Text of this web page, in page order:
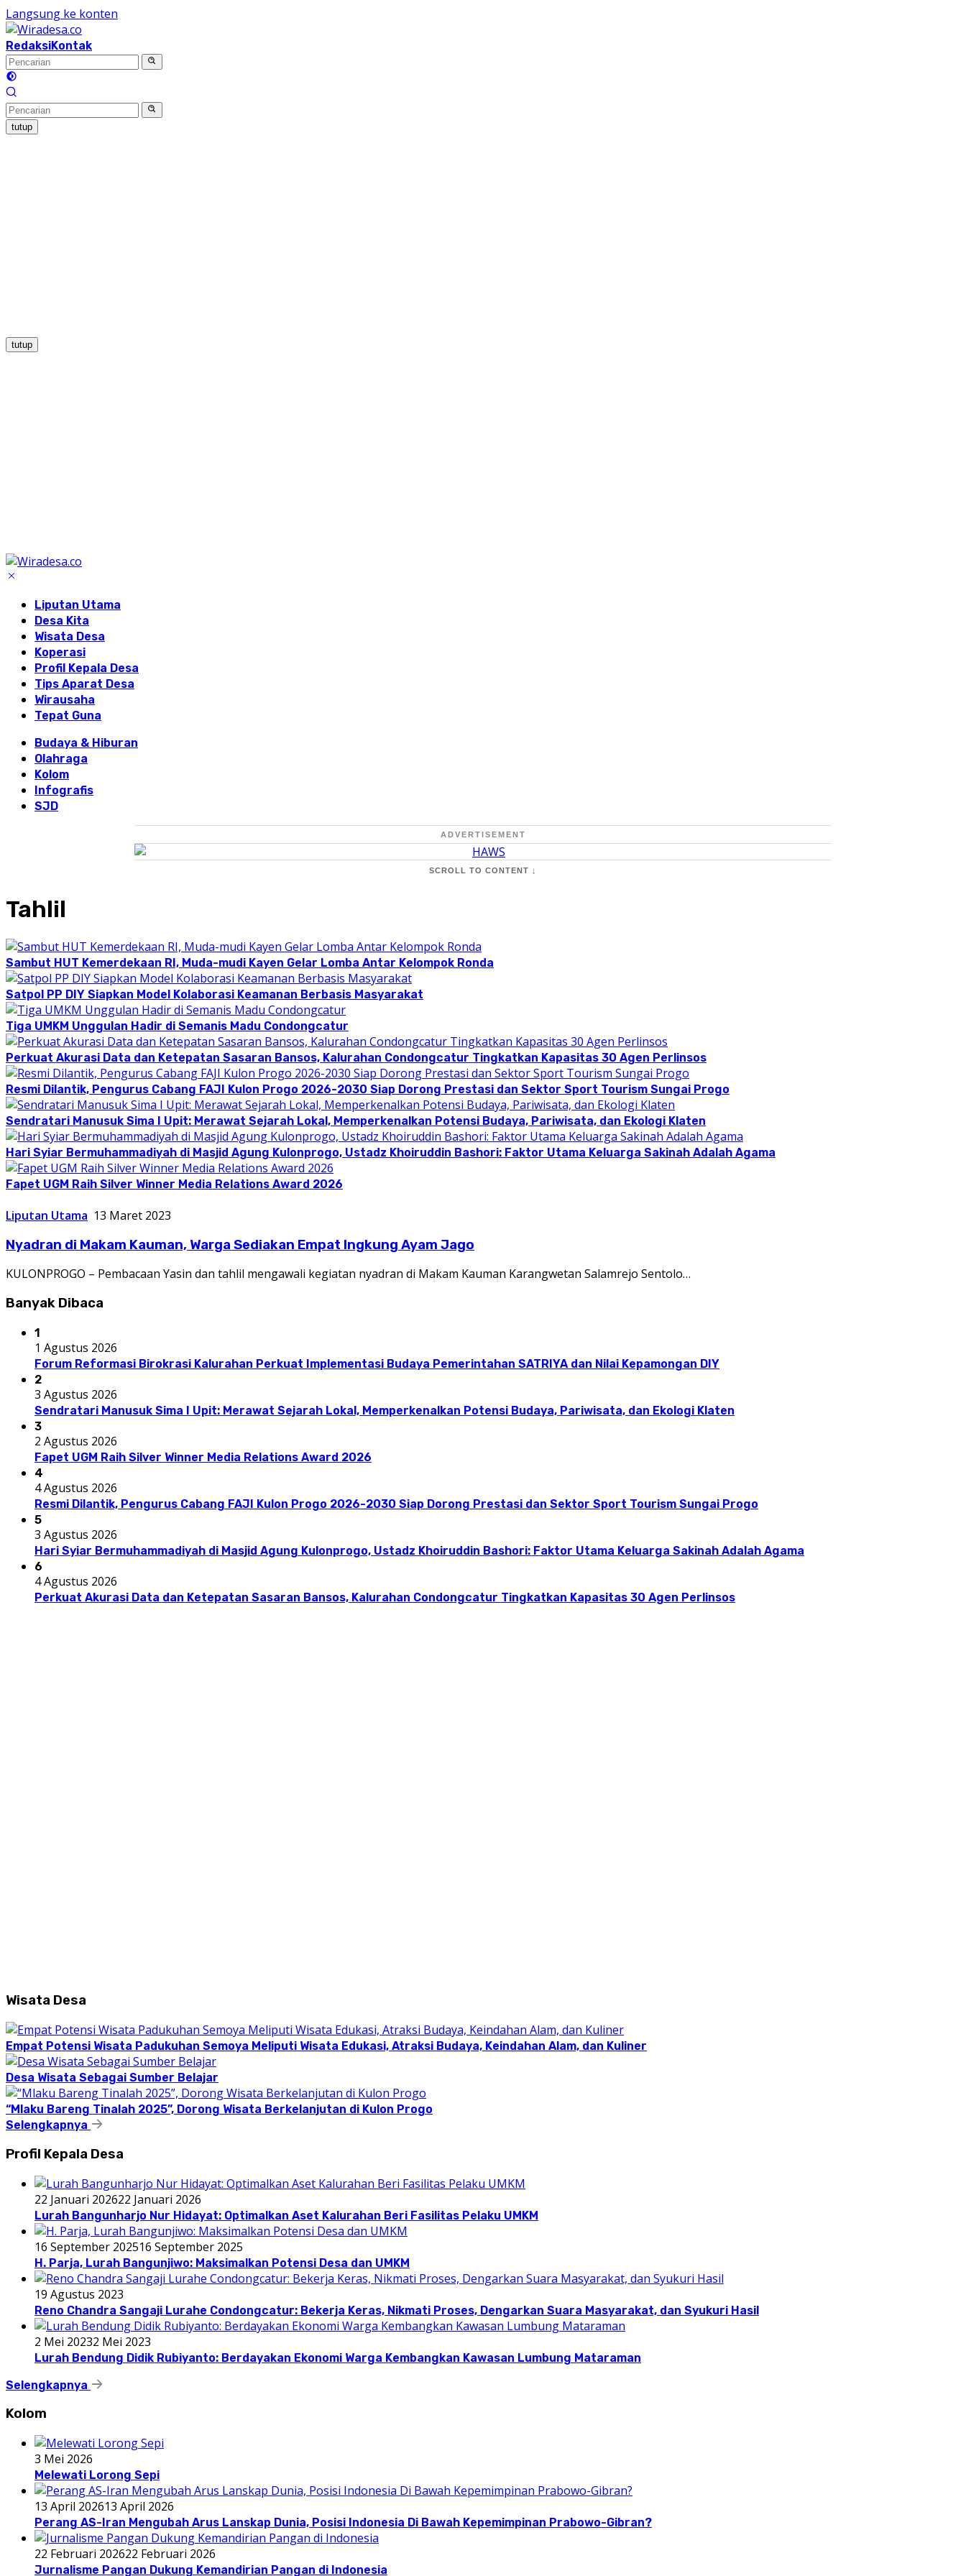
Langsung ke konten
RedaksiKontak
tutup
tutup
Liputan Utama
Desa Kita
Wisata Desa
Koperasi
Profil Kepala Desa
Tips Aparat Desa
Wirausaha
Tepat Guna
Budaya & Hiburan
Olahraga
Kolom
Infografis
SJD
ADVERTISEMENT
SCROLL TO CONTENT ↓
Tahlil
Sambut HUT Kemerdekaan RI, Muda-mudi Kayen Gelar Lomba Antar Kelompok Ronda
Satpol PP DIY Siapkan Model Kolaborasi Keamanan Berbasis Masyarakat
Tiga UMKM Unggulan Hadir di Semanis Madu Condongcatur
Perkuat Akurasi Data dan Ketepatan Sasaran Bansos, Kalurahan Condongcatur Tingkatkan Kapasitas 30 Agen Perlinsos
Resmi Dilantik, Pengurus Cabang FAJI Kulon Progo 2026-2030 Siap Dorong Prestasi dan Sektor Sport Tourism Sungai Progo
Sendratari Manusuk Sima I Upit: Merawat Sejarah Lokal, Memperkenalkan Potensi Budaya, Pariwisata, dan Ekologi Klaten
Hari Syiar Bermuhammadiyah di Masjid Agung Kulonprogo, Ustadz Khoiruddin Bashori: Faktor Utama Keluarga Sakinah Adalah Agama
Fapet UGM Raih Silver Winner Media Relations Award 2026
Liputan Utama 13 Maret 2023
Nyadran di Makam Kauman, Warga Sediakan Empat Ingkung Ayam Jago
KULONPROGO – Pembacaan Yasin dan tahlil mengawali kegiatan nyadran di Makam Kauman Karangwetan Salamrejo Sentolo…
Banyak Dibaca
1
1 Agustus 2026
Forum Reformasi Birokrasi Kalurahan Perkuat Implementasi Budaya Pemerintahan SATRIYA dan Nilai Kepamongan DIY
2
3 Agustus 2026
Sendratari Manusuk Sima I Upit: Merawat Sejarah Lokal, Memperkenalkan Potensi Budaya, Pariwisata, dan Ekologi Klaten
3
2 Agustus 2026
Fapet UGM Raih Silver Winner Media Relations Award 2026
4
4 Agustus 2026
Resmi Dilantik, Pengurus Cabang FAJI Kulon Progo 2026-2030 Siap Dorong Prestasi dan Sektor Sport Tourism Sungai Progo
5
3 Agustus 2026
Hari Syiar Bermuhammadiyah di Masjid Agung Kulonprogo, Ustadz Khoiruddin Bashori: Faktor Utama Keluarga Sakinah Adalah Agama
6
4 Agustus 2026
Perkuat Akurasi Data dan Ketepatan Sasaran Bansos, Kalurahan Condongcatur Tingkatkan Kapasitas 30 Agen Perlinsos
Wisata Desa
Empat Potensi Wisata Padukuhan Semoya Meliputi Wisata Edukasi, Atraksi Budaya, Keindahan Alam, dan Kuliner
Desa Wisata Sebagai Sumber Belajar
“Mlaku Bareng Tinalah 2025”, Dorong Wisata Berkelanjutan di Kulon Progo
Selengkapnya
Profil Kepala Desa
22 Januari 202622 Januari 2026
Lurah Bangunharjo Nur Hidayat: Optimalkan Aset Kalurahan Beri Fasilitas Pelaku UMKM
16 September 202516 September 2025
H. Parja, Lurah Bangunjiwo: Maksimalkan Potensi Desa dan UMKM
19 Agustus 2023
Reno Chandra Sangaji Lurahe Condongcatur: Bekerja Keras, Nikmati Proses, Dengarkan Suara Masyarakat, dan Syukuri Hasil
2 Mei 20232 Mei 2023
Lurah Bendung Didik Rubiyanto: Berdayakan Ekonomi Warga Kembangkan Kawasan Lumbung Mataraman
Selengkapnya
Kolom
3 Mei 2026
Melewati Lorong Sepi
13 April 202613 April 2026
Perang AS-Iran Mengubah Arus Lanskap Dunia, Posisi Indonesia Di Bawah Kepemimpinan Prabowo-Gibran?
22 Februari 202622 Februari 2026
Jurnalisme Pangan Dukung Kemandirian Pangan di Indonesia